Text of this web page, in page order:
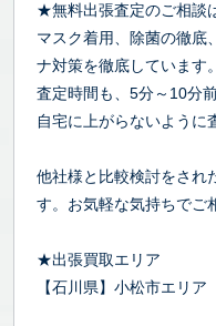
★無料出張査定のご相談
マスク着用、除菌の徹底
ナ対策を徹底しています。
査定時間も、5分～10分
自宅に上がらないように
他社様と比較検討をされ
す。お気軽な気持ちでご
★出張買取エリア
【石川県】小松市エリア